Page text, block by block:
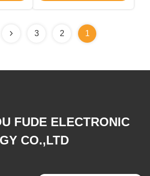
1
2
3
FUDE ELECTRONIC
CO.,LTD